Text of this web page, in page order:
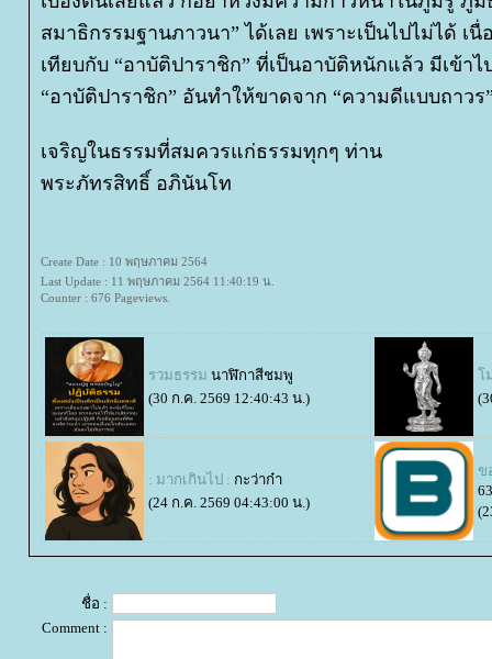
สมาธิกรรมฐานภาวนา” ได้เลย เพราะเป็นไปไม่ได้ เ
เทียบกับ “อาบัติปาราชิก” ที่เป็นอาบัติหนักแล้ว มีเข้า
“อาบัติปาราชิก” อันทำให้ขาดจาก “ความดีแบบถา
เจริญในธรรมที่สมควรแก่ธรรมทุกๆ ท่าน
พระภัทรสิทธิ์ อภินันโท
Create Date : 10 พฤษภาคม 2564
Last Update : 11 พฤษภาคม 2564 11:40:19 น.
Counter : 676 Pageviews.
รวมธรรม นาฬิกาสีชมพู
(30 ก.ค. 2569 12:40:43 น.)
ม
: มากเกินไป : กะว่าก๋า
(24 ก.ค. 2569 04:43:00 น.)
ข
ชื่อ :
Comment :